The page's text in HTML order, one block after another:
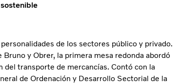
de los sectores público y privado.
y Obrer, la primera mesa redonda abordó
del transporte de mercancías. Contó con la
de Ordenación y Desarrollo Sectorial de la